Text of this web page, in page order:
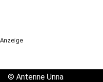
Anzeige
© Antenne Unna